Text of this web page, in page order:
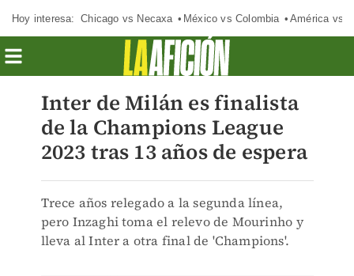
Hoy interesa: Chicago vs Necaxa México vs Colombia América vs
Inter de Milán es finalista
de la Champions League
2023 tras 13 años de espera
Trece años relegado a la segunda línea,
pero Inzaghi toma el relevo de Mourinho y
lleva al Inter a otra final de 'Champions'.